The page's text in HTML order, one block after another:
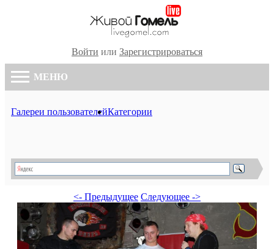
Войти или Зарегистрироваться
МЕНЮ
Галереи пользователейКатегории
<- Предыдущее Следующее ->